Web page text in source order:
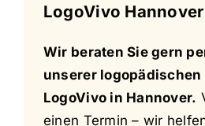
LogoVivo Hannover
Wir beraten Sie gern
unserer logopädischen
LogoVivo in Hannover.
einen Termin – wir